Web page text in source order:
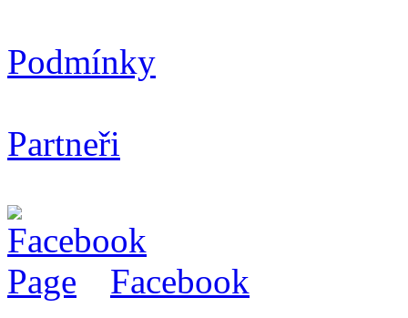
Podmínky
Partneři
Facebook